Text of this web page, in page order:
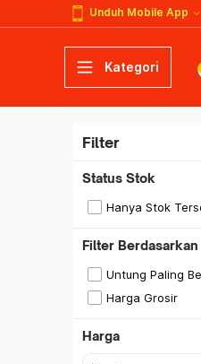
Unduh Mobile App
Kategori
Filter
Status Stok
Hanya Stok
Filter Berdasarkan
Untung Paling
Harga Grosir
Harga